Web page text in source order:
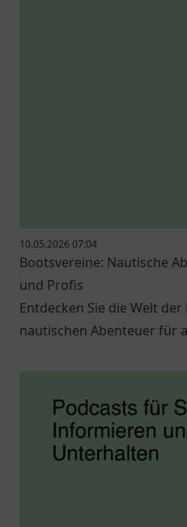
10.05.2026 07:04
Bootsvereine: Nautische
und Profis
Entdecken Sie die Welt
nautischen Abenteuer für